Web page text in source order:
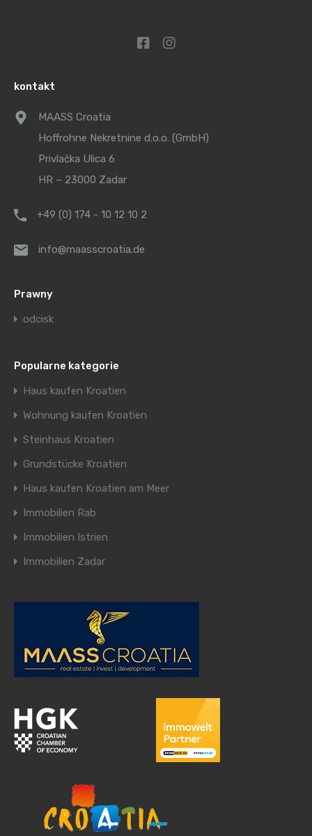
kontakt
MAASS Croatia
Hoffrohne Nekretnine d.o.o. (GmbH)
Privlačka Ulica 6
HR – 23000 Zadar
+49 (0) 174 - 10 12 10 2
info@maasscroatia.de
Prawny
odcisk
Popularne kategorie
Haus kaufen Kroatien
Wohnung kaufen Kroatien
Steinhaus Kroatien
Grundstücke Kroatien
Haus kaufen Kroatien am Meer
Immobilien Rab
Immobilien Istrien
Immobilien Zadar